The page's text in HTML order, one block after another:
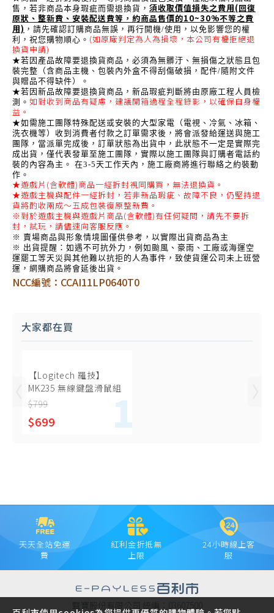
售，若非商品本身瑕疵而需退換貨， 須收取價值損失之費用(回復
原狀、整新費、安裝配送費等，約商品售價的10~30%不等之費
用) ，請先確認訂購商品無誤，再行開機/使用，以免影響您的權
利，祝您購物順心。 (如原廠判定為人為損壞，本公司有權拒絕退
換貨申請)
★若因產品故障要退換貨商品，必須為無髒汙、無損傷之狀態且包
裝完整（含商品主機、包裝內外盒不得刮傷破損，配件/隨附文件
與贈品不得缺件）。
★若因新品故障要退換貨商品，新品瑕疵判斷將由原廠工程人員檢
測。 如對收到商品有疑慮，建議開箱過程全程錄影，以確保自身權
益。
★如需施工團隊特殊配送或安裝的大型家電（電視、冷氣、冰箱、
洗衣機等）收到消費者付款之訂單需求後，將會派發給運送與施工
團隊，當派單完成後，訂單狀態為出貨中，此狀態不一定是實際完
成出貨，僅代表發單至施工團隊，實際以施工團隊與訂購者電話約
裝的內容為主。 在3-5天工作天內，施工廠商將進行聯絡之約裝動
作。
★遊戲片(含軟體)商品一經拆封視同購買，無法退換貨。
★遊戲主機與配件一經拆封，若非新品瑕疵、故障不良，仍堅持退
貨將酌收兩成～五成包裝復原整新費。
※對於遊戲主機與遊戲片商品(含軟體)有任何疑問，請先不要拆
封，試玩，請儘速向客服反應。
※ 賣場商品與形象情境圖僅供參考，以實際出貨商品為主
※ 出貨提醒：如遇不可抗外力，例如颱風、豪雨、工廠或海運空
運罷工等天災與其他難以抗拒的人為事件，致使貨運公司未上班營
運，網購商品將會延後出貨。
NCC編號：CCAI11LP0640T0
大家都在買
【Logitech 羅技】
MK235 無線鍵盤滑鼠組
$799
$699
天天全站免運
費
紅利金折抵無
上限
24小時線上客
服
聲寶股份有限公司 統編：03607500